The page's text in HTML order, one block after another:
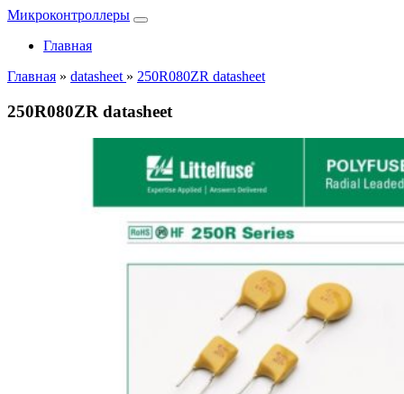
Микроконтроллеры
Главная
Главная » datasheet » 250R080ZR datasheet
250R080ZR datasheet